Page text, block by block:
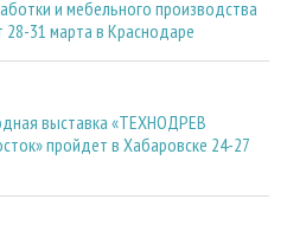
и мебельного производства
28-31 марта в Краснодаре
выставка «ТЕХНОДРЕВ
пройдет в Хабаровске 24-27